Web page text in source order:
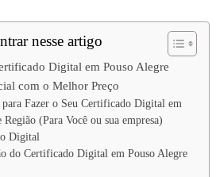
nesse artigo
Digital em Pouso Alegre
com o Melhor Preço
para Fazer o Seu Certificado Digital em
(Para Você ou sua empresa)
Digital
do Certificado Digital em Pouso Alegre